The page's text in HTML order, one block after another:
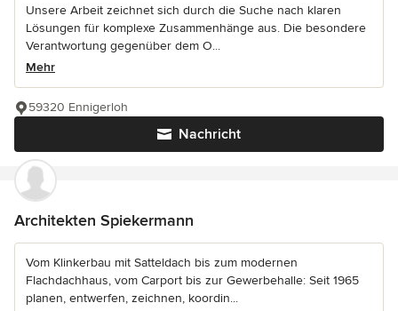
Unsere Arbeit zeichnet sich durch die Suche nach klaren
Lösungen für komplexe Zusammenhänge aus. Die besondere
Verantwortung gegenüber dem O...
Mehr
Nachricht
59320 Ennigerloh
Architekten Spiekermann
Vom Klinkerbau mit Satteldach bis zum modernen
Flachdachhaus, vom Carport bis zur Gewerbehalle: Seit 1965
planen, entwerfen, zeichnen, koordin...